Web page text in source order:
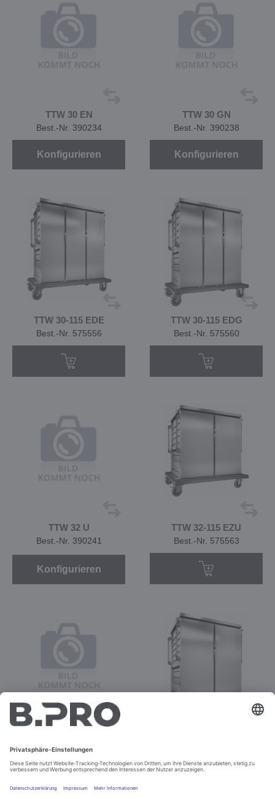
TTW 30 EN
Best.-Nr. 390234
Konfigurieren
TTW 30 GN
Best.-Nr. 390238
Konfigurieren
TTW 30-115 EDE
Best.-Nr. 575556
TTW 30-115 EDG
Best.-Nr. 575560
TTW 32 U
Best.-Nr. 390241
Konfigurieren
TTW 32-115 EZU
Best.-Nr. 575563
Best.-Nr. 390242